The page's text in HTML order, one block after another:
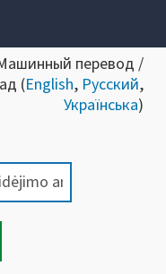
перевод /
(English, Русский,
Українська)